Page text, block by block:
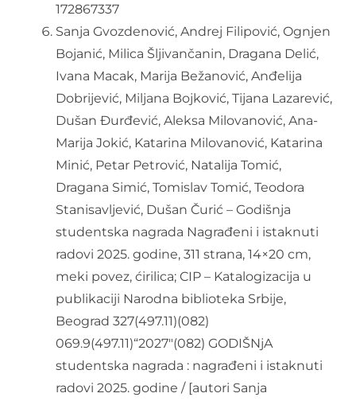
172867337
Sanja Gvozdenović, Andrej Filipović, Ognjen
Bojanić, Milica Šljivančanin, Dragana Delić,
Ivana Macak, Marija Bežanović, Anđelija
Dobrijević, Miljana Bojković, Tijana Lazarević,
Dušan Đurđević, Aleksa Milovanović, Ana-
Marija Jokić, Katarina Milovanović, Katarina
Minić, Petar Petrović, Natalija Tomić,
Dragana Simić, Tomislav Tomić, Teodora
Stanisavljević, Dušan Čurić – Godišnja
studentska nagrada Nagrađeni i istaknuti
radovi 2025. godine, 311 strana, 14×20 cm,
meki povez, ćirilica; CIP – Katalogizacija u
publikaciji Narodna biblioteka Srbije,
Beograd 327(497.11)(082)
069.9(497.11)“2027″(082) GODIŠNjA
studentska nagrada : nagrađeni i istaknuti
radovi 2025. godine / [autori Sanja